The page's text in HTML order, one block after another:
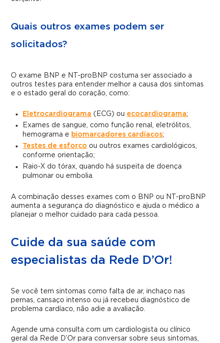
Quais outros exames podem ser
solicitados?
O exame BNP e NT-proBNP costuma ser associado a
outros testes para entender melhor a causa dos sintomas
e o estado geral do coração, como:
Eletrocardiograma (ECG) ou ecocardiograma;
Exames de sangue, como função renal, eletrólitos,
hemograma e biomarcadores cardíacos;
Testes de esforço ou outros exames cardiológicos,
conforme orientação;
Raio-X do tórax, quando há suspeita de doença
pulmonar ou embolia.
A combinação desses exames com o BNP ou NT-proBNP
aumenta a segurança do diagnóstico e ajuda o médico a
planejar o melhor cuidado para cada pessoa.
Cuide da sua saúde com
especialistas da Rede D’Or!
Se você tem sintomas como falta de ar, inchaço nas
pernas, cansaço intenso ou já recebeu diagnóstico de
problema cardíaco, não adie a avaliação.
Agende uma consulta com um cardiologista ou clínico
geral da Rede D’Or para conversar sobre seus sintomas,